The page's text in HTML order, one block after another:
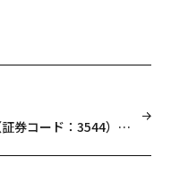
サツドラホールディングス株式会社（証券コード：3544）の普通株式に対する公開買付けの結果に関するお知らせ